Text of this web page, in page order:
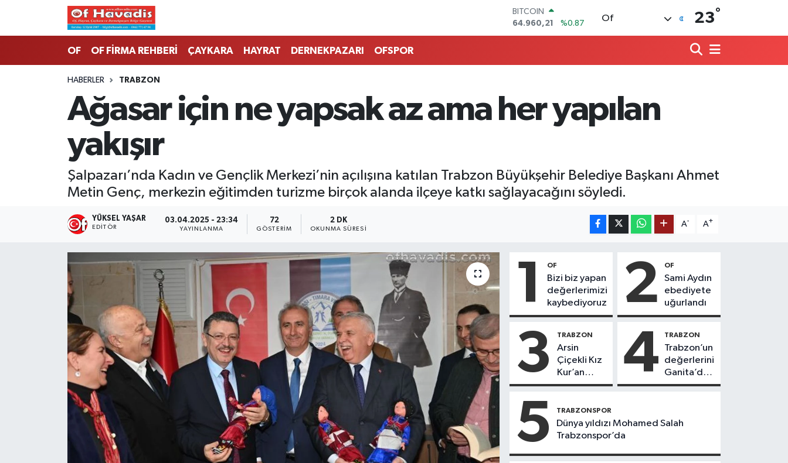
BITCOIN
64.960,21
%0.87
GRAM ALTIN
6660.55
%0.03
Of 23°
OF OF FİRMA REHBERİ ÇAYKARA HAYRAT DERNEKPAZARI OFSPOR
HABERLER TRABZON
Ağasar için ne yapsak az ama her yapılan
yakışır
Şalpazarı’nda Kadın ve Gençlik Merkezi’nin açılışına katılan Trabzon Büyükşehir Belediye Başkanı Ahmet
Metin Genç, merkezin eğitimden turizme birçok alanda ilçeye katkı sağlayacağını söyledi.
YÜKSEL YAŞAR
EDITÖR
03.04.2025 - 23:34
YAYINLANMA
72
GÖSTERIM
2 DK
OKUNMA SÜRESI
A- A+
1 OF
Bizi biz yapan
değerlerimizi
kaybediyoruz
2 OF
Sami Aydın
ebediyete
uğurlandı
3 TRABZON
Arsin
Çiçekli Kız
Kur’an
Kursu’nda
icazet aldı
4 TRABZON
Trabzon’un
değerlerini
Ganita’da
yaşatıyoruz
5 TRABZONSPOR
Dünya yıldızı Mohamed Salah
Trabzonspor’da
Trabzon Nöbetçi Eczaneler
Trabzon Namaz Vakitleri
Trabzon Trafik Yoğunluk Haritası
Süper Lig Puan Durumu ve Fikstür
Tüm Manşetler
Son Dakika Haberleri
Haber Arşivi